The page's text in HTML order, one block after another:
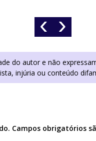
‹ ›
do autor e não
injúria ou conteúdo
Campos obrigatórios